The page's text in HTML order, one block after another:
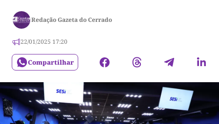
Redação Gazeta do Cerrado
22/01/2025 17:20
Compartilhar